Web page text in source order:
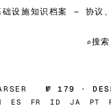
设施知识档案 — 协议、
⌕搜索
№ 179 ·
ES FR ID JA PT